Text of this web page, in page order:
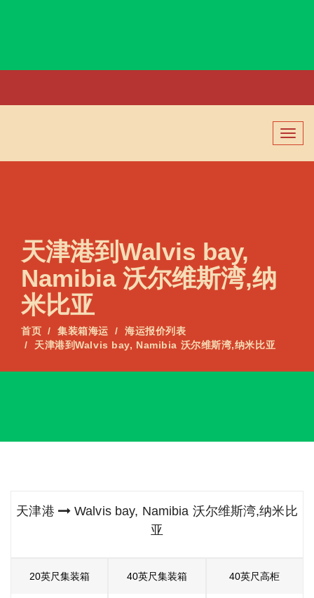
切
换
导
天津港到Walvis bay,
Namibia 沃尔维斯湾,纳
米比亚
首页 集装箱海运
海运报价列表
天津港到Walvis bay, Namibia 沃尔维斯湾,纳米比亚
天津港
Walvis bay, Namibia 沃尔维斯湾,纳米比
亚
20英尺集装箱 40英尺集装箱 40英尺高柜